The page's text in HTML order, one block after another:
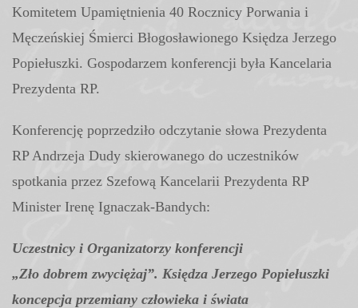
Komitetem Upamiętnienia 40 Rocznicy Porwania i
Męczeńskiej Śmierci Błogosławionego Księdza Jerzego
Popiełuszki. Gospodarzem konferencji była Kancelaria
Prezydenta RP.
Konferencję poprzedziło odczytanie słowa Prezydenta
RP Andrzeja Dudy skierowanego do uczestników
spotkania przez Szefową Kancelarii Prezydenta RP
Minister Irenę Ignaczak-Bandych:
Uczestnicy i Organizatorzy konferencji
„Zło dobrem zwyciężaj”. Księdza Jerzego Popiełuszki
koncepcja przemiany człowieka i świata